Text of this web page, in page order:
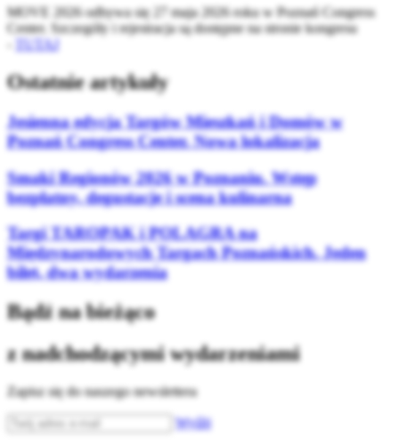
MOVE 2026 odbywa się 27 maja 2026 roku w Poznań Congress
Center. Szczegóły i rejestracja są dostępne na stronie kongresu
TUTAJ
Ostatnie artykuły
Jesienna edycja Targów Mieszkań i Domów w
Poznań Congress Center. Nowa lokalizacja
Smaki Regionów 2026 w Poznaniu. Wstęp
bezpłatny, degustacje i scena kulinarna
Targi TAROPAK i POLAGRA na
Międzynarodowych Targach Poznańskich. Jeden
bilet, dwa wydarzenia
Bądź na bieżąco
z nadchodzącymi wydarzeniami
Zapisz się do naszego newslettera
Wyślij